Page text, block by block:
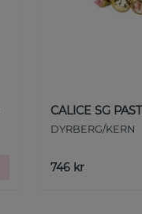
CALICE SG
DYRBERG/KERN
746 kr